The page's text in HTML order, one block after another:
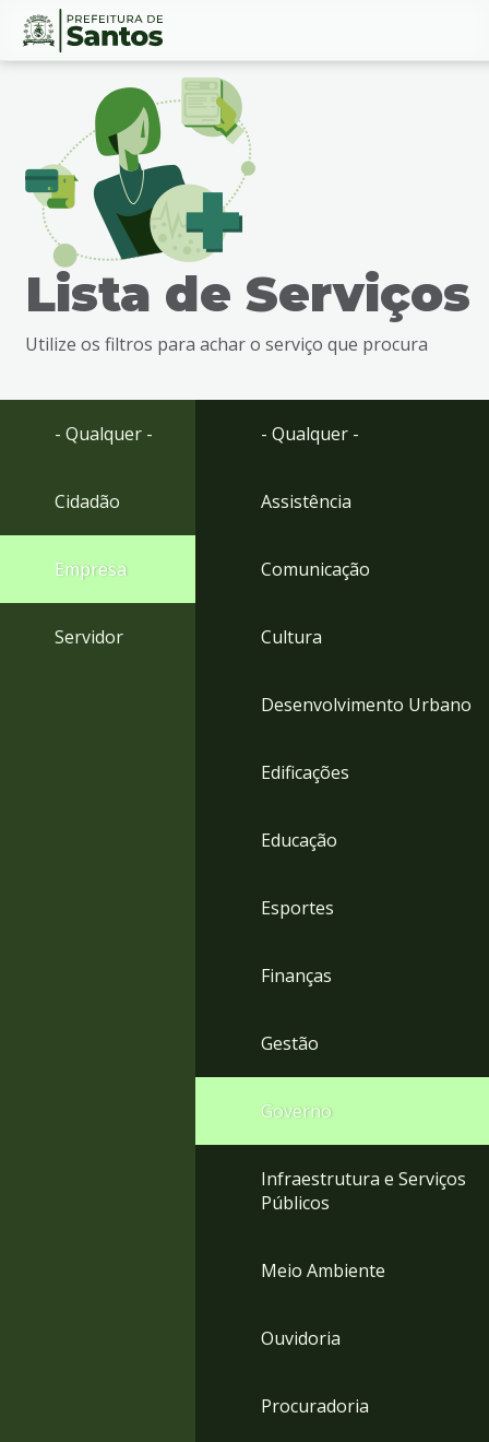
Ir
busca
Ir
Conteúdo
Lista de Serviços
Utilize os filtros para achar o serviço que procura
- Qualquer -
Cidadão
Empresa
Servidor
- Qualquer -
Assistência
Comunicação
Cultura
Desenvolvimento Urbano
Edificações
Educação
Esportes
Finanças
Gestão
Governo
Infraestrutura e Serviços
Públicos
Meio Ambiente
Ouvidoria
Procuradoria